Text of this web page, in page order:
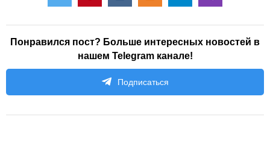
Понравился пост? Больше интересных новостей в
нашем Telegram канале!
Подписаться